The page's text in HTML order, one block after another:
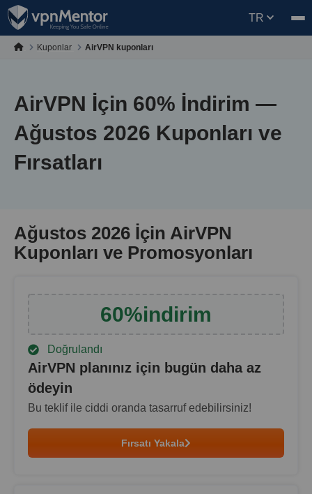
TR
Kuponlar AirVPN kuponları
AirVPN İçin 60% İndirim —
Ağustos 2026 Kuponları ve
Fırsatları
Ağustos 2026 İçin AirVPN
Kuponları ve Promosyonları
60%i̇ndirim
Doğrulandı
AirVPN planınız için bugün daha az
ödeyin
Bu teklif ile ciddi oranda tasarruf edebilirsiniz!
Fırsatı Yakala